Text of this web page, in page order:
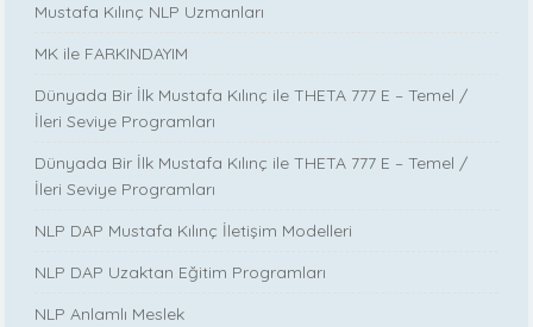
Mustafa Kılınç NLP Uzmanları
MK ile FARKINDAYIM
Dünyada Bir İlk Mustafa Kılınç ile THETA 777 E – Temel /
İleri Seviye Programları
Dünyada Bir İlk Mustafa Kılınç ile THETA 777 E – Temel /
İleri Seviye Programları
NLP DAP Mustafa Kılınç İletişim Modelleri
NLP DAP Uzaktan Eğitim Programları
NLP Anlamlı Meslek